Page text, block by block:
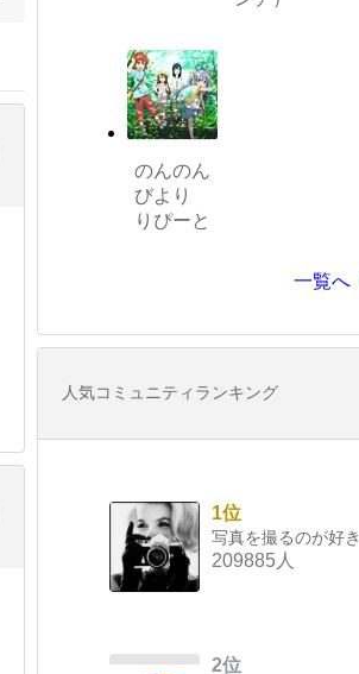
のんのん
びより
りぴーと
一覧へ
人気コミュニティランキング
1位
写真を撮るのが好き
209885人
2位